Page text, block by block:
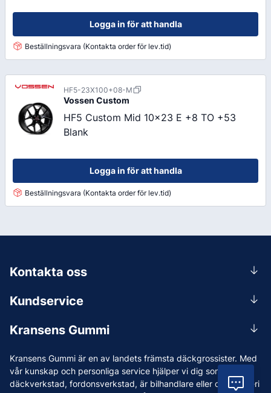
Vill
Logga in för att handla
Beställningsvara (Kontakta order för lev.tid)
HF5-23X100+08-M
Vossen Custom
HF5 Custom Mid 10x23 E +8 TO +53
Blank
Logga in för att handla
Beställningsvara (Kontakta order för lev.tid)
Kransens Gummi är en av landets främsta däckgrossister. Med
vår kunskap och personliga service hjälper vi dig som har
däckverkstad, fordonsverkstad, är bilhandlare eller driver åkeri
Kundservice
Leverans
Reklamation & återköp
Kransens Gummi
Vi som jobbar på Kransens Gummi
Jobba hos oss
Kontakta oss
0156-409 00
Mån-Tors 07.30-16:30, Fre 07.30-15.00.
Lunchstängt 12:00-12:30